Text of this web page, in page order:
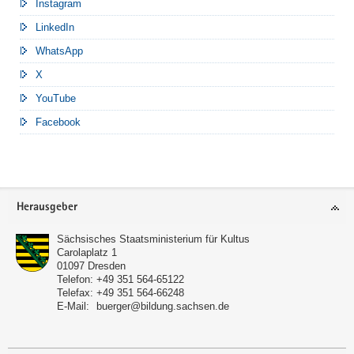
Instagram
LinkedIn
WhatsApp
X
YouTube
Facebook
Footer-
Herausgeber
Sächsisches Staatsministerium für Kultus
Carolaplatz 1
01097 Dresden
Telefon: +49 351 564-65122
Telefax: +49 351 564-66248
E-Mail:
buerger@bildung.sachsen.de